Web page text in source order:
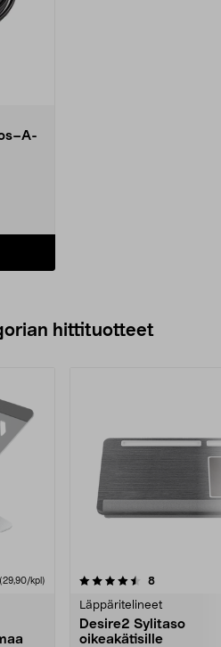
hittituotteet
(29,90/kpl) 8arvostelut
Läppäritelineet
Desire2 Sylitaso
oikeakätisille
4.5 viidestä